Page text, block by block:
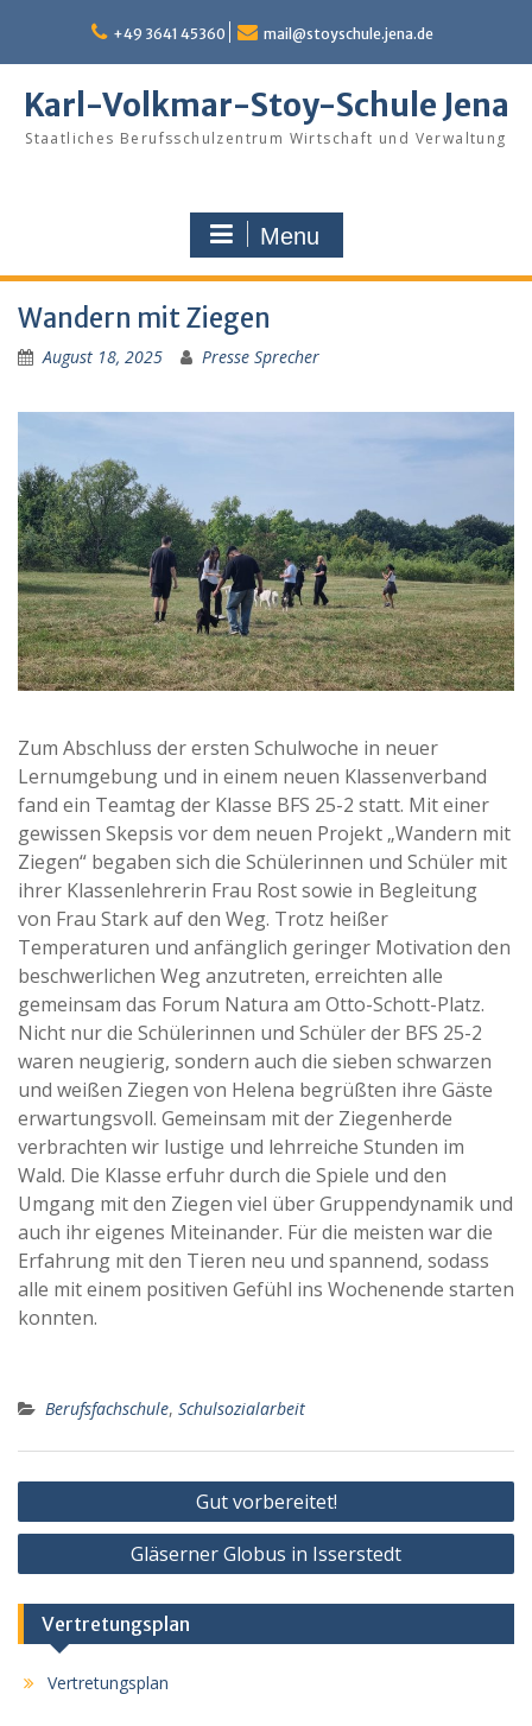
content
+49 3641 45360 mail@stoyschule.jena.de
Karl-Volkmar-Stoy-Schule Jena
Staatliches Berufsschulzentrum Wirtschaft und Verwaltung
Menu
Wandern mit Ziegen
August 18, 2025 Presse Sprecher
Zum Abschluss der ersten Schulwoche in neuer
Lernumgebung und in einem neuen Klassenverband
fand ein Teamtag der Klasse BFS 25-2 statt. Mit einer
gewissen Skepsis vor dem neuen Projekt „Wandern mit
Ziegen“ begaben sich die Schülerinnen und Schüler mit
ihrer Klassenlehrerin Frau Rost sowie in Begleitung
von Frau Stark auf den Weg. Trotz heißer
Temperaturen und anfänglich geringer Motivation den
beschwerlichen Weg anzutreten, erreichten alle
gemeinsam das Forum Natura am Otto-Schott-Platz.
Nicht nur die Schülerinnen und Schüler der BFS 25-2
waren neugierig, sondern auch die sieben schwarzen
und weißen Ziegen von Helena begrüßten ihre Gäste
erwartungsvoll. Gemeinsam mit der Ziegenherde
verbrachten wir lustige und lehrreiche Stunden im
Wald. Die Klasse erfuhr durch die Spiele und den
Umgang mit den Ziegen viel über Gruppendynamik und
auch ihr eigenes Miteinander. Für die meisten war die
Erfahrung mit den Tieren neu und spannend, sodass
alle mit einem positiven Gefühl ins Wochenende starten
konnten.
Berufsfachschule, Schulsozialarbeit
Beitragsnavigation
Gut vorbereitet!
Gläserner Globus in Isserstedt
Vertretungsplan
Vertretungsplan